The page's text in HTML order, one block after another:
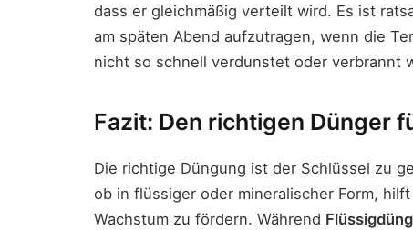
dass er gleichmäßig verteilt wird. Es ist
am späten Abend aufzutragen, wenn die
nicht so schnell verdunstet oder verbrannt
Fazit: Den richtigen Dünger
Die richtige Düngung ist der Schlüssel zu
ob in flüssiger oder mineralischer Form,
Wachstum zu fördern. Während